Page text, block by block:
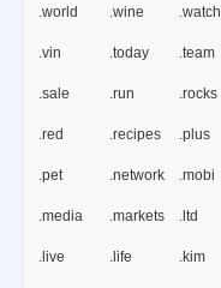
.world .wine .watch
.vin .today .team
.sale .run .rocks
.red .recipes .plus
.pet .network .mobi
.media .markets .ltd
.live .life .kim